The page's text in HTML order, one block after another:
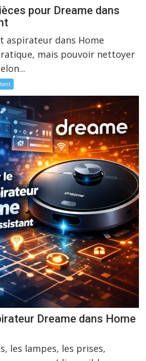
pour Dreame dans
aspirateur dans Home
mais pouvoir nettoyer
Dreame dans Home
les lampes, les prises,